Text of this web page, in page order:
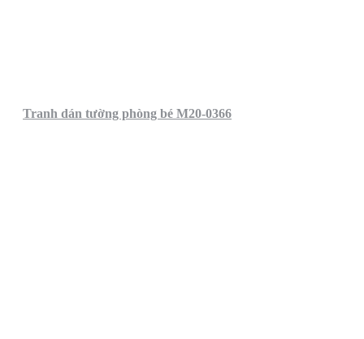
Tranh dán tường phòng bé M20-0366